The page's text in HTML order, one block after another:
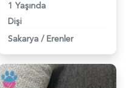
1 Yaşında
Dişi
Sakarya / Erenler